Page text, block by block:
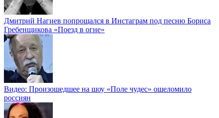
Дмитрий Нагиев попрощался в Инстаграм под песню Бориса
Гребенщикова «Поезд в огне»
Видео: Произошедшее на шоу «Поле чудес» ошеломило
россиян